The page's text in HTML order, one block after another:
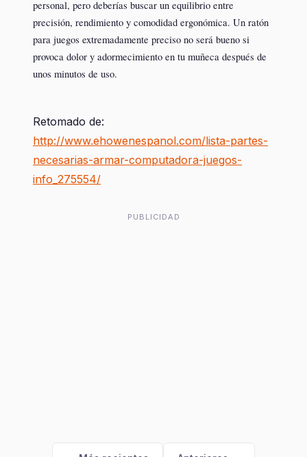
personal, pero deberías buscar un equilibrio entre
precisión, rendimiento y comodidad ergonómica. Un ratón
para juegos extremadamente preciso no será bueno si
provoca dolor y adormecimiento en tu muñeca después de
unos minutos de uso.
Retomado de:
http://www.ehowenespanol.com/lista-partes-
necesarias-armar-computadora-juegos-
info_275554/
PUBLICIDAD